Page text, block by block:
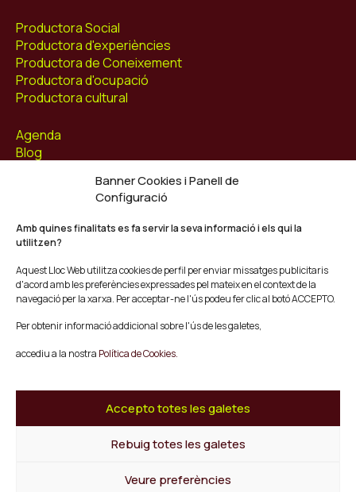
Banner Cookies i Panell de
Configuració
Amb quines finalitats es fa servir la seva informació i els qui la
utilitzen?
Aquest Lloc Web utilitza cookies de perfil per enviar missatges publicitaris
d'acord amb les preferències expressades pel mateix en el context de la
navegació per la xarxa. Per acceptar-ne l'ús podeu fer clic al botó ACCEPTO.
Per obtenir informació addicional sobre l'ús de les galetes,
accediu a la nostra Política de Cookies.
Accepto totes les galetes
Rebuig totes les galetes
Veure preferències
Productora Social
Productora d'experiències
Productora de Coneixement
Productora d'ocupació
Productora cultural
Agenda
Blog
Facebook
Instagram
Youtube
Twitter/X
© Mescladís 2026
Avís legal
Termes i Condicions de Compra
Canal de Denúncies